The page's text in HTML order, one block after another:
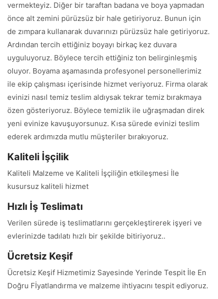
vermekteyiz. Diğer bir taraftan badana ve boya yapmadan
önce alt zemini pürüzsüz bir hale getiriyoruz. Bunun için
de zımpara kullanarak duvarınızı pürüzsüz hale getiriyoruz.
Ardından tercih ettiğiniz boyayı birkaç kez duvara
uyguluyoruz. Böylece tercih ettiğiniz ton belirginleşmiş
oluyor. Boyama aşamasında profesyonel personellerimiz
ile ekip çalışması içerisinde hizmet veriyoruz. Firma olarak
evinizi nasıl temiz teslim aldıysak tekrar temiz bırakmaya
özen gösteriyoruz. Böylece temizlik ile uğraşmadan direk
yeni evinize kavuşuyorsunuz. Kısa sürede evinizi teslim
ederek ardımızda mutlu müşteriler bırakıyoruz.
Kaliteli İşçilik
Kaliteli Malzeme ve Kaliteli İşçiliğin etkileşmesi İle
kusursuz kaliteli hizmet
Hızlı İş Teslimatı
Verilen sürede iş teslimatlarını gerçekleştirerek işyeri ve
evlerinizde tadılatı hızlı bir şekilde bitiriyoruz..
Ücretsiz Keşif
Ücretsiz Keşif Hizmetimiz Sayesinde Yerinde Tespit İle En
Doğru Fİyatlandırma ve malzeme ihtiyacını tespit ediyoruz.